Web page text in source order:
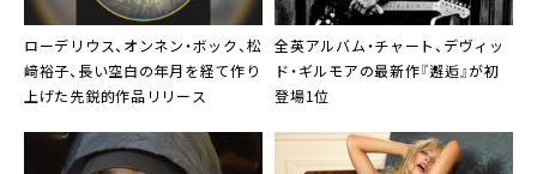
ローデリウス、オンネン・ボック、松
﨑裕子、長い空白の年月を経て作り
上げた先鋭的作品リリース
全英アルバム・チャート、デヴィッ
ド・ギルモアの最新作『邂逅』が初
登場1位